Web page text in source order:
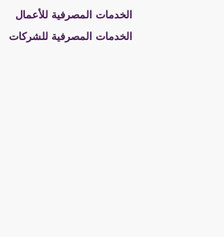
الخدمات المصرفية للأعمال
الخدمات المصرفية للشركات